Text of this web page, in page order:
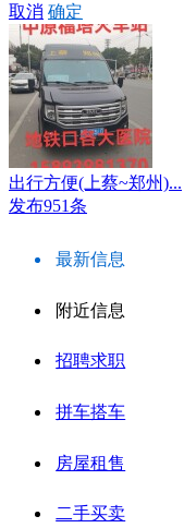
取消 确定
出行方便(上蔡~郑州)...
发布951条
最新信息
附近信息
招聘求职
拼车搭车
房屋租售
二手买卖